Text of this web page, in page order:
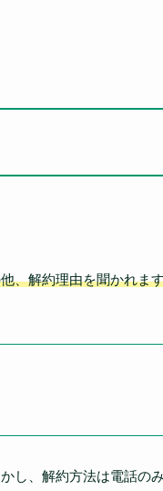
、解約理由を聞かれま
し、解約方法は電話の